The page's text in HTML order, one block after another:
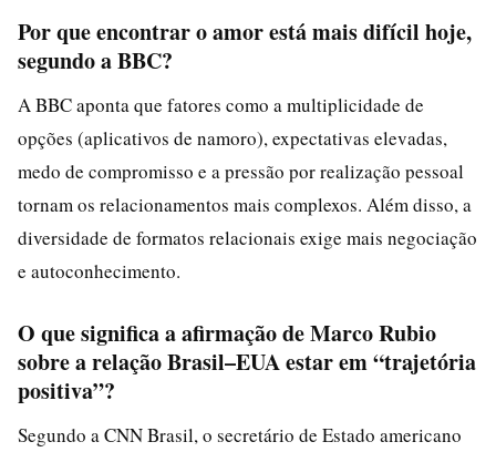
Por que encontrar o amor está mais difícil hoje,
segundo a BBC?
A BBC aponta que fatores como a multiplicidade de
opções (aplicativos de namoro), expectativas elevadas,
medo de compromisso e a pressão por realização pessoal
tornam os relacionamentos mais complexos. Além disso, a
diversidade de formatos relacionais exige mais negociação
e autoconhecimento.
O que significa a afirmação de Marco Rubio
sobre a relação Brasil–EUA estar em “trajetória
positiva”?
Segundo a CNN Brasil, o secretário de Estado americano